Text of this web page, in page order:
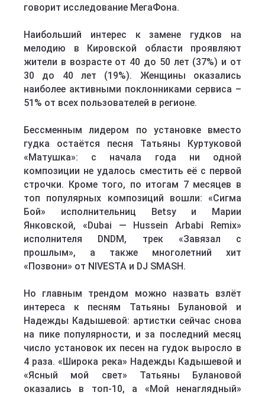
говорит исследование МегаФона.
Наибольший интерес к замене гудков на
мелодию в Кировской области проявляют
жители в возрасте от 40 до 50 лет (37%) и от
30 до 40 лет (19%). Женщины оказались
наиболее активными поклонниками сервиса –
51% от всех пользователей в регионе.
Бессменным лидером по установке вместо
гудка остаётся песня Татьяны Куртуковой
«Матушка»: с начала года ни одной
композиции не удалось сместить её с первой
строчки. Кроме того, по итогам 7 месяцев в
топ популярных композиций вошли: «Сигма
Бой» исполнительниц Betsy и Марии
Янковской, «Dubai — Hussein Arbabi Remix»
исполнителя DNDM, трек «Завязал с
прошлым», а также многолетний хит
«Позвони» от NIVESTA и DJ SMASH.
Но главным трендом можно назвать взлёт
интереса к песням Татьяны Булановой и
Надежды Кадышевой: артистки сейчас снова
на пике популярности, и за последний месяц
число установок их песен на гудок выросло в
4 раза. «Широка река» Надежды Кадышевой и
«Ясный мой свет» Татьяны Булановой
оказались в топ-10, а «Мой ненаглядный»